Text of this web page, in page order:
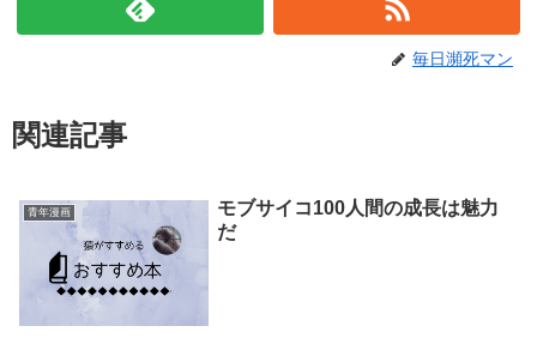
毎日瀕死マン
関連記事
青年漫画
モブサイコ100人間の成長は魅力
だ